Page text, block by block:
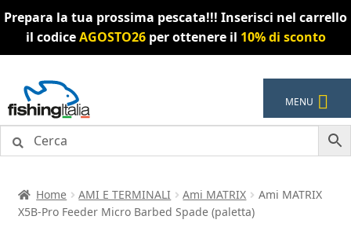
Prepara la tua prossima pescata!!! Inserisci nel carrello
il codiceAGOSTO26per ottenere il 10% di sconto
alla
navigazione
al
contenuto
MENU
Home AMI E TERMINALI Ami MATRIX
Ami MATRIX
X5B-Pro Feeder Micro Barbed Spade (paletta)